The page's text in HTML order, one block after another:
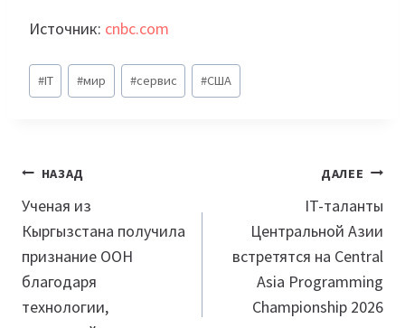
Источник: cnbc.com
Метки
записи:
#IT #мир #сервис #США
Навигация
по
записям
НАЗАД
Ученая из
Кыргызстана получила
признание ООН
благодаря
технологии,
ДАЛЕЕ
IT-таланты
Центральной Азии
встретятся на Central
Asia Programming
Championship 2026